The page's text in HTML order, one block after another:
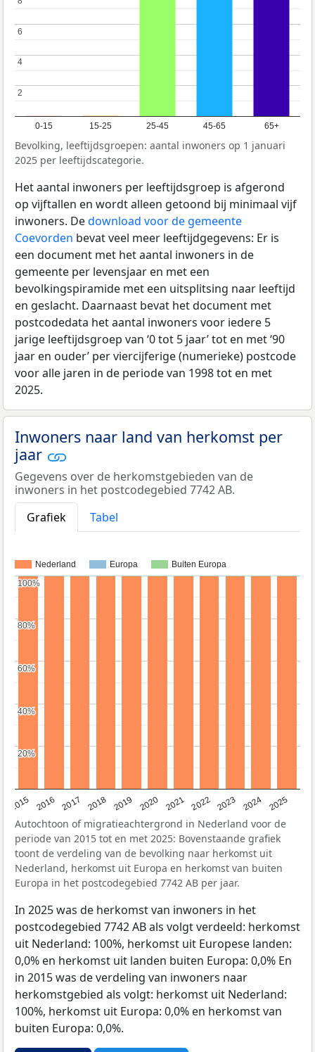
0-15 15-25 25-45 45-65 65+
2
2
4
4
6
6
Bevolking, leeftijdsgroepen: aantal inwoners op 1 januari
2025 per leeftijdscategorie.
Het aantal inwoners per leeftijdsgroep is afgerond
op vijftallen en wordt alleen getoond bij minimaal vijf
inwoners. Dedownload voor de gemeente
Coevorden bevat veel meer leeftijdgegevens: Er is
een document met het aantal inwoners in de
gemeente per levensjaar en met een
bevolkingspiramide met een uitsplitsing naar leeftijd
en geslacht. Daarnaast bevat het document met
postcodedata het aantal inwoners voor iedere 5
jarige leeftijdsgroep van ‘0 tot 5 jaar’ tot en met ‘90
jaar en ouder’ per viercijferige (numerieke) postcode
voor alle jaren in de periode van 1998 tot en met
2025.
Inwoners naar land van herkomst per
jaar
Gegevens over de herkomstgebieden van de
inwoners in het postcodegebied 7742 AB.
Grafiek
Tabel
Nederland Europa Buiten Europa
2015 2016 2017 2018 2019 2020 2021 2022 2023 2024 2025
20%
20%
40%
40%
60%
60%
80%
80%
100%
100%
Autochtoon of migratieachtergrond in Nederland voor de
periode van 2015 tot en met 2025: Bovenstaande grafiek
toont de verdeling van de bevolking naar herkomst uit
Nederland, herkomst uit Europa en herkomst van buiten
Europa in het postcodegebied 7742 AB per jaar.
In 2025 was de herkomst van inwoners in het
postcodegebied 7742 AB als volgt verdeeld: herkomst
uit Nederland: 100%, herkomst uit Europese landen:
0,0% en herkomst uit landen buiten Europa: 0,0% En
in 2015 was de verdeling van inwoners naar
herkomstgebied als volgt: herkomst uit Nederland:
100%, herkomst uit Europa: 0,0% en herkomst van
buiten Europa: 0,0%.